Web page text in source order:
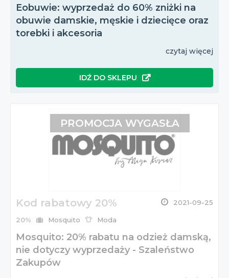
Eobuwie: wyprzedaż do 60% zniżki na
obuwie damskie, męskie i dziecięce oraz
torebki i akcesoria
czytaj więcej
IDŹ DO SKLEPU
Kod rabatowy 20% 2021-09-25
20% Mosquito Moda
Mosquito: 20% rabatu na odzież damską,
nie dotyczy wyprzedaży - Szaleństwo
Zakupów
PROMOCJA WYGASŁA